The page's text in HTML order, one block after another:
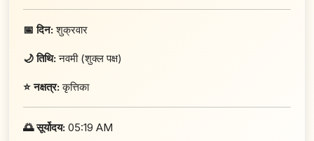
📅 दिन:शुक्रवार
🌙 तिथि:नवमी (शुक्ल पक्ष)
⭐ नक्षत्र:कृत्तिका
🌅 सूर्योदय: 05:19 AM